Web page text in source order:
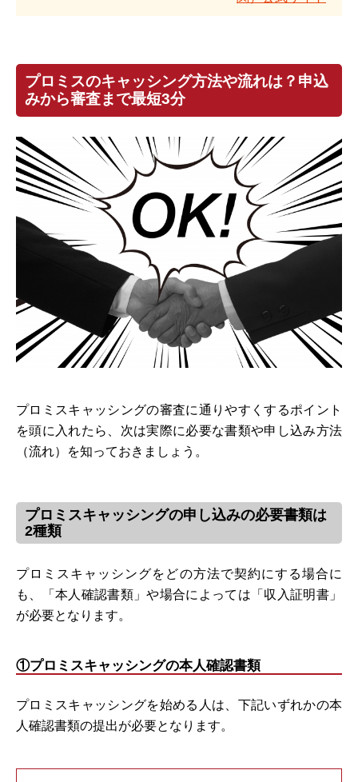
プロミスのキャッシング方法や流れは？申込
みから審査まで最短3分
プロミスキャッシングの審査に通りやすくするポイント
を頭に入れたら、次は実際に必要な書類や申し込み方法
（流れ）を知っておきましょう。
プロミスキャッシングの申し込みの必要書類は
2種類
プロミスキャッシングをどの方法で契約にする場合に
も、「本人確認書類」や場合によっては「収入証明書」
が必要となります。
①プロミスキャッシングの本人確認書類
プロミスキャッシングを始める人は、下記いずれかの本
人確認書類の提出が必要となります。